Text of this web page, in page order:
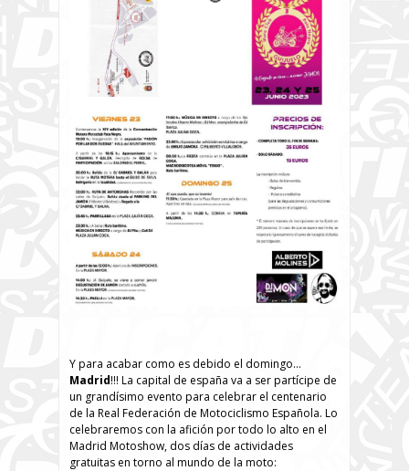
Y para acabar como es debido el domingo…
Madrid!!! La capital de españa va a ser partícipe de
un grandísimo evento para celebrar el centenario
de la Real Federación de Motociclismo Española. Lo
celebraremos con la afición por todo lo alto en el
Madrid Motoshow, dos días de actividades
gratuitas en torno al mundo de la moto: